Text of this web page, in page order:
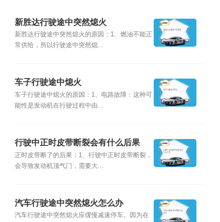
新胜达行驶途中突然熄火
新胜达行驶途中突然熄火的原因：1、燃油不能正
常供给，所以行驶途中突然熄...
车子行驶途中熄火
车子行驶途中熄火的原因：1、电路故障：这种可
能性是发动机在行驶过程中由...
行驶中正时皮带断裂会有什么后果
正时皮带断了的后果：1、行驶中正时皮带断裂，
会导致发动机顶气门，需要大...
汽车行驶途中突然熄火怎么办
汽车行驶途中突然熄火应缓慢减速停车。因为在